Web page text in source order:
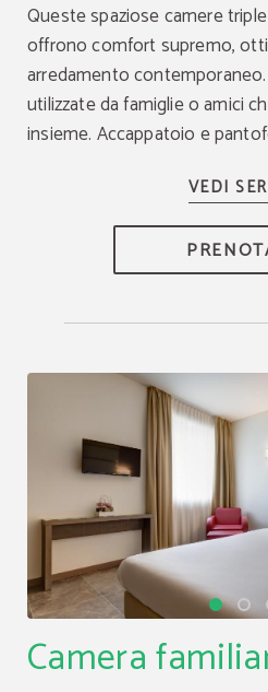
Queste spaziose camere
offrono comfort supremo,
arredamento
utilizzate da famiglie o amici
insieme. Accappatoio e
Camera